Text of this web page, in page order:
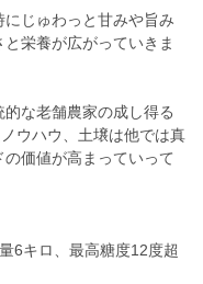
じゅわっと甘みや旨み
栄養が広がっていきま
な老舗農家の成し得る
ウハウ、土壌は他では真
価値が高まっていって
6キロ、最高糖度12度超